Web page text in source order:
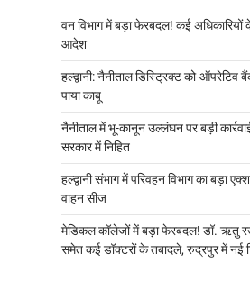
वन विभाग में बड़ा फेरबदल! कई अधिकारियों
आदेश
हल्द्वानी: नैनीताल डिस्ट्रिक्ट को-
पाया काबू
नैनीताल में भू-कानून उल्लंघन पर बड़ी
सरकार में निहित
हल्द्वानी संभाग में परिवहन विभाग का बड़ा
वाहन सीज
मेडिकल कॉलेजों में बड़ा फेरबदल! डॉ. ऋतु
समेत कई डॉक्टरों के तबादले, रुद्रपुर में नई